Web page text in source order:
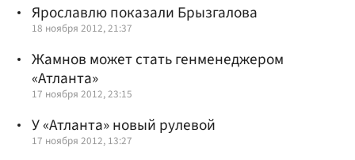
Ярославлю показали Брызгалова
18 ноября 2012, 21:37
Жамнов может стать генменеджером
«Атланта»
17 ноября 2012, 23:15
У «Атланта» новый рулевой
17 ноября 2012, 13:27